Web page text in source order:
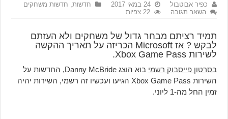
כפיר אבוטבול 24 במאי 2017 חדשות, חדשות משחקים
השאר תגובה
22 צפיות
תמיד רציתם מבחר גדול של משחקים ולא העזתם
לבקש ? אז Microsoft הכריזה על תאריך ההקשה
לשירות Xbox Game Pass.
בסרטון פייסבוק רשמי
בוא הוצג Danny McBride, החדשות על
השירות Xbox Game Pass הגיעו ועכשיו זה רשמי, השירות יהיה
זמין החל מה-1 ליוני.